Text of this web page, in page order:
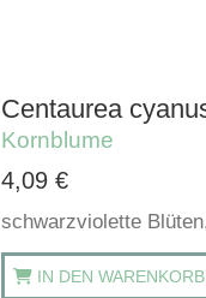
Centaurea
Kornblume
4,09 €
schwarzviolette
IN DEN WARENKORB